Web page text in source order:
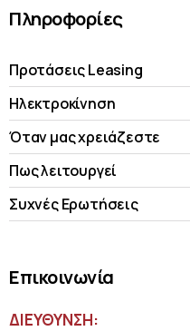
Πληροφορίες
Προτάσεις Leasing
Ηλεκτροκίνηση
Όταν μας χρειάζεστε
Πως λειτουργεί
Συχνές Ερωτήσεις
Επικοινωνία
ΔΙΕΥΘΥΝΣΗ: